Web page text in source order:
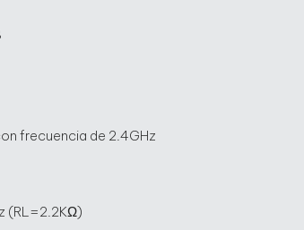
frecuencia de 2.4GHz
(RL=2.2KΩ)